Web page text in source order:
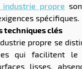
propre
spécifiques.
techniques clés
propre se
qui facilitent le
lisses,